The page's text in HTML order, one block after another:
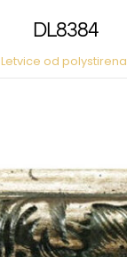
DL8384
Letvice od polystirena